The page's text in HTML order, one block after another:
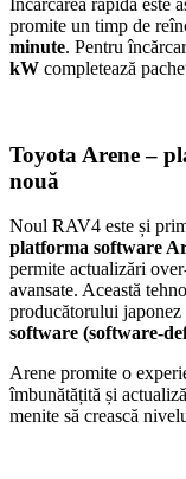
promite un timp de
minute. Pentru
kW completează
Toyota Arene –
nouă
Noul RAV4 este și
platforma software
permite actualizări
avansate. Această
producătorului japonez
software (software-
Arene promite o
îmbunătățită și
menite să crească